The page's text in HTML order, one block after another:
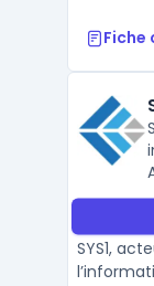
Fiche
SYS1,